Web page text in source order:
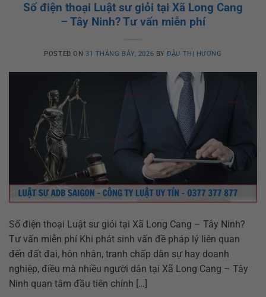
Số điện thoại Luật sư giỏi tại Xã Long Cang
– Tây Ninh? Tư vấn miễn phí
POSTED ON 31 THÁNG BẢY, 2026 BYĐẬU THỊ HƯƠNG
Số điện thoại Luật sư giỏi tại Xã Long Cang – Tây Ninh?
Tư vấn miễn phí Khi phát sinh vấn đề pháp lý liên quan
đến đất đai, hôn nhân, tranh chấp dân sự hay doanh
nghiệp, điều mà nhiều người dân tại Xã Long Cang – Tây
Ninh quan tâm đầu tiên chính […]